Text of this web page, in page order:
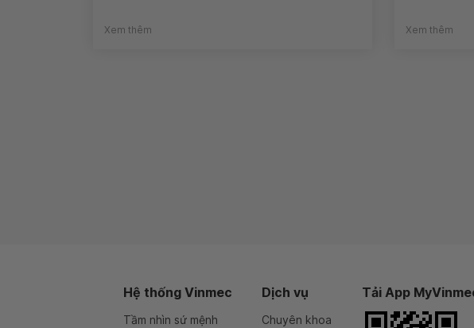
Xem thêm Xem thêm
Hệ thống Vinmec
Tầm nhìn sứ mệnh
Dịch vụ
Chuyên khoa
Tải App